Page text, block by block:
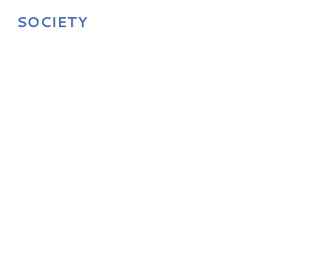
SOCIETY